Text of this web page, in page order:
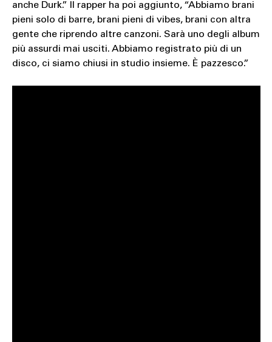
anche Durk.” Il rapper ha poi aggiunto, “Abbiamo brani
pieni solo di barre, brani pieni di vibes, brani con altra
gente che riprendo altre canzoni. Sarà uno degli album
più assurdi mai usciti. Abbiamo registrato più di un
disco, ci siamo chiusi in studio insieme. È pazzesco.”